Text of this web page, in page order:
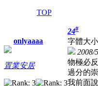
TOP
onlyaaaa
置業安居
24#
字體大
2008/
物極必反
過分的
我前面